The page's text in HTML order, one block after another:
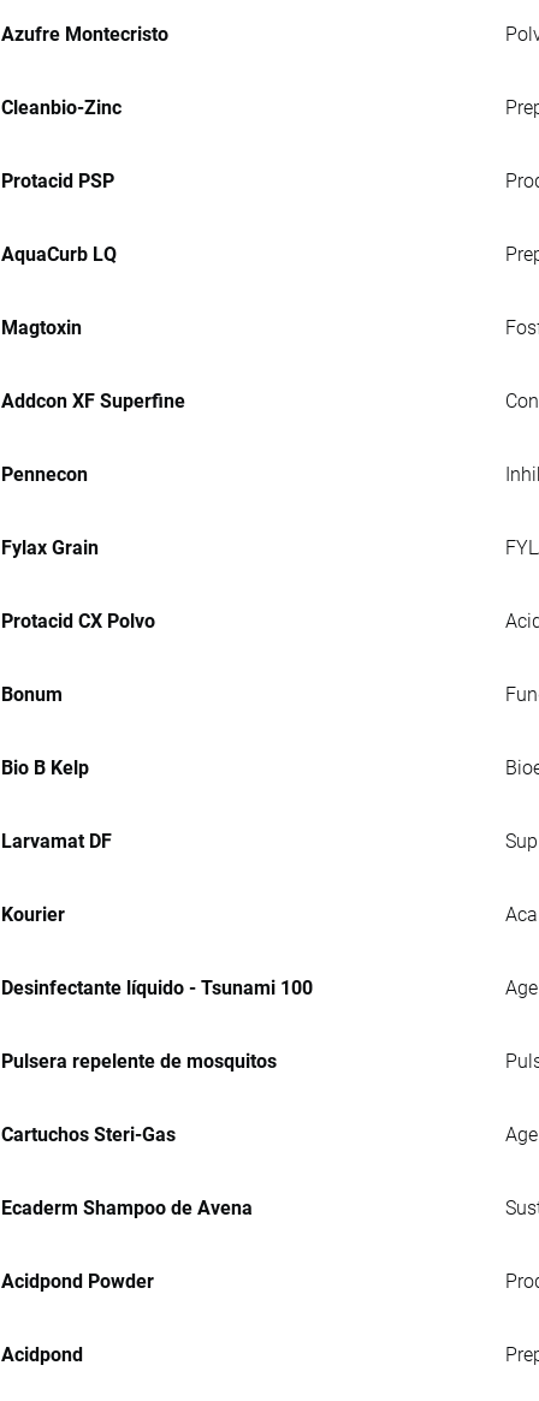
Azufre Montecristo
Cleanbio-Zinc
Protacid PSP
AquaCurb LQ
Magtoxin
Addcon XF Superfine
Pennecon
Fylax Grain
Protacid CX Polvo
Bonum
Bio B Kelp
Larvamat DF
Kourier
Desinfectante líquido - Tsunami 100
Pulsera repelente de mosquitos
Cartuchos Steri-Gas
Ecaderm Shampoo de Avena
Acidpond Powder
Acidpond